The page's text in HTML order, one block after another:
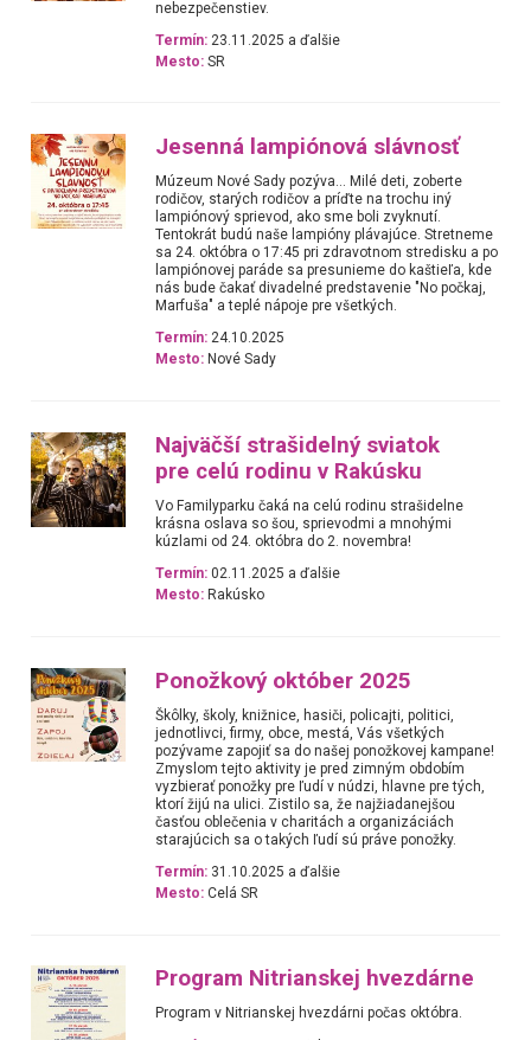
nebezpečenstiev.
Termín: 23.11.2025 a ďalšie
Mesto: SR
Jesenná lampiónová slávnosť
Múzeum Nové Sady pozýva... Milé deti, zoberte
rodičov, starých rodičov a príďte na trochu iný
lampiónový sprievod, ako sme boli zvyknutí.
Tentokrát budú naše lampióny plávajúce. Stretneme
sa 24. októbra o 17:45 pri zdravotnom stredisku a po
lampiónovej paráde sa presunieme do kaštieľa, kde
nás bude čakať divadelné predstavenie "No počkaj,
Marfuša" a teplé nápoje pre všetkých.
Termín: 24.10.2025
Mesto: Nové Sady
Najväčší strašidelný sviatok
pre celú rodinu v Rakúsku
Vo Familyparku čaká na celú rodinu strašidelne
krásna oslava so šou, sprievodmi a mnohými
kúzlami od 24. októbra do 2. novembra!
Termín: 02.11.2025 a ďalšie
Mesto: Rakúsko
Ponožkový október 2025
Škôlky, školy, knižnice, hasiči, policajti, politici,
jednotlivci, firmy, obce, mestá, Vás všetkých
pozývame zapojiť sa do našej ponožkovej kampane!
Zmyslom tejto aktivity je pred zimným obdobím
vyzbierať ponožky pre ľudí v núdzi, hlavne pre tých,
ktorí žijú na ulici. Zistilo sa, že najžiadanejšou
časťou oblečenia v charitách a organizáciách
starajúcich sa o takých ľudí sú práve ponožky.
Termín: 31.10.2025 a ďalšie
Mesto: Celá SR
Program Nitrianskej hvezdárne
Program v Nitrianskej hvezdárni počas októbra.